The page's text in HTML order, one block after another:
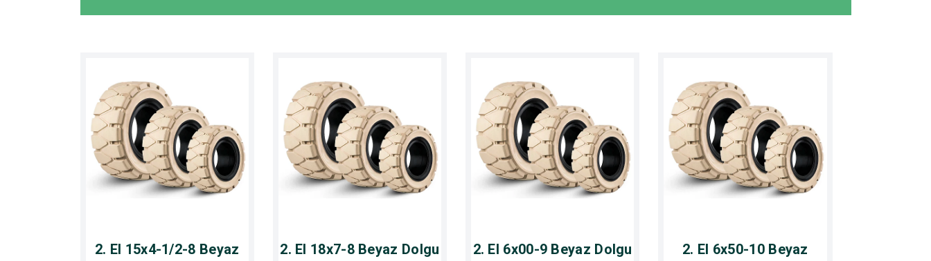
2. El 15x4-1/2-8 Beyaz
2. El 18x7-8 Beyaz Dolgu
2. El 6x00-9 Beyaz Dolgu
2. El 6x50-10 Beyaz